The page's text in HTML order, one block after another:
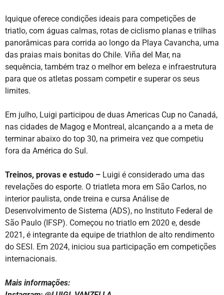
Iquique oferece condições ideais para competições de
triatlo, com águas calmas, rotas de ciclismo planas e trilhas
panorâmicas para corrida ao longo da Playa Cavancha, uma
das praias mais bonitas do Chile. Viña del Mar, na
sequência, também traz o melhor em beleza e infraestrutura
para que os atletas possam competir e superar os seus
limites.
Em julho, Luigi participou de duas Americas Cup no Canadá,
nas cidades de Magog e Montreal, alcançando a a meta de
terminar abaixo do top 30, na primeira vez que competiu
fora da América do Sul.
Treinos, provas e estudo – Luigi é considerado uma das
revelações do esporte. O triatleta mora em São Carlos, no
interior paulista, onde treina e cursa Análise de
Desenvolvimento de Sistema (ADS), no Instituto Federal de
São Paulo (IFSP). Começou no triatlo em 2020 e, desde
2021, é integrante da equipe de triathlon de alto rendimento
do SESI. Em 2024, iniciou sua participação em competições
internacionais.
Mais informações: